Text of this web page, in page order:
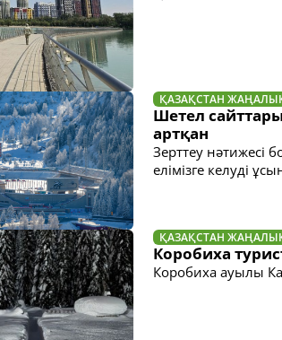
ҚАЗАҚСТАН
Шетел
артқан
Зерттеу нәтижесі
елімізге келуді
ҚАЗАҚСТАН
Коробиха
Коробиха ауылы